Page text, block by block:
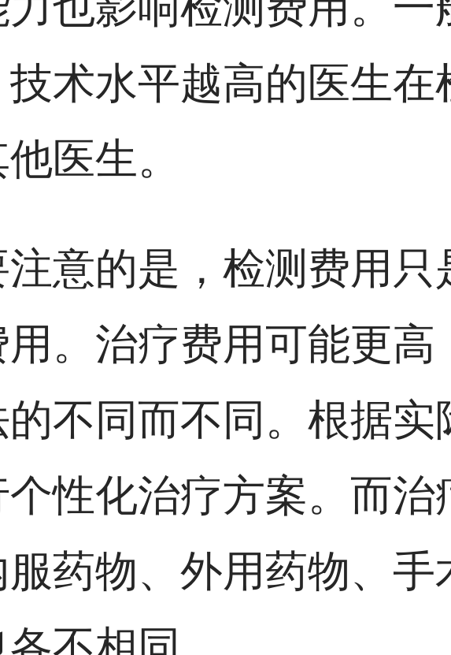
术水平越高的医生在
医生。
意的是，检测费用只
。治疗费用可能更高
不同而不同。根据
性化治疗方案。而治
药物、外用药物、手